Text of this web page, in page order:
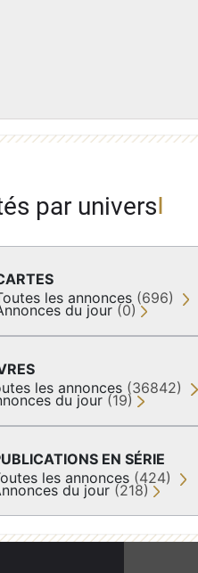
par univers
les annonces (696)
du jour (0)
les annonces (36842)
du jour (19)
EN SÉRIE
les annonces (424)
du jour (218)